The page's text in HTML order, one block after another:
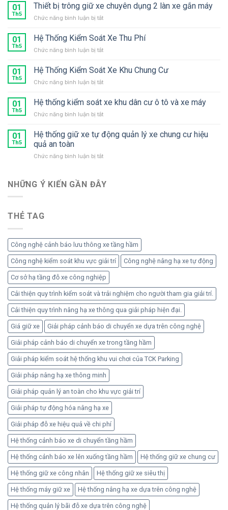
01
Th5
Thiết bị trông giữ xe chuyên dụng 2 làn xe gắn máy
Chức năng bình luận bị tắtở
bị
giữ
chuyên
xe
gắn
01
Th5
Hệ Thống Kiểm Soát Xe Thu Phí
Chức năng bình luận bị tắtở
Thống
Soát
Thu
01
Th5
Hệ Thống Kiểm Soát Xe Khu Chung Cư
Chức năng bình luận bị tắtở
Thống
Soát
Khu
01
Th5
Hệ thống kiểm soát xe khu dân cư ô tô và xe máy
Chức năng bình luận bị tắtở
thống
kiểm
xe
cư
01
Th5
Hệ thống giữ xe tự động quản lý xe chung cư hiệu
quả an toàn
Chức năng bình luận bị tắtở
giữ
chung
cư
hiệu
quả
an
toàn
NHỮNG Ý KIẾN ​​GẦN ĐÂY
THẺ TAG
Công nghệ cảnh báo lưu thông xe tầng hầm
Công nghệ kiểm soát khu vực giải trí Công nghệ nâng hạ xe tự động
Cơ sở hạ tầng đỗ xe công nghiệp
Cải thiện quy trình kiểm soát và trải nghiệm cho người tham gia giải trí.
Cải thiện quy trình nâng hạ xe thông qua giải pháp hiện đại.
Giá giữ xe Giải pháp cảnh báo di chuyển xe dựa trên công nghệ
Giải pháp cảnh báo di chuyển xe trong tầng hầm
Giải pháp kiểm soát hệ thống khu vui chơi của TCK Parking
Giải pháp nâng hạ xe thông minh
Giải pháp quản lý an toàn cho khu vực giải trí
Giải pháp tự động hóa nâng hạ xe
Giải pháp đỗ xe hiệu quả về chi phí
Hệ thống cảnh báo xe di chuyển tầng hầm
Hệ thống cảnh báo xe lên xuống tầng hầm Hệ thống giữ xe chung cư
Hệ thống giữ xe công nhân Hệ thống giữ xe siêu thị
Hệ thống máy giữ xe Hệ thống nâng hạ xe dựa trên công nghệ
Hệ thống quản lý bãi đỗ xe dựa trên công nghệ